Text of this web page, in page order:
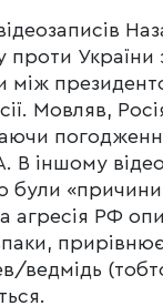
проти України
між
Мовляв,
В іншому
були
агресія РФ
ведмідь